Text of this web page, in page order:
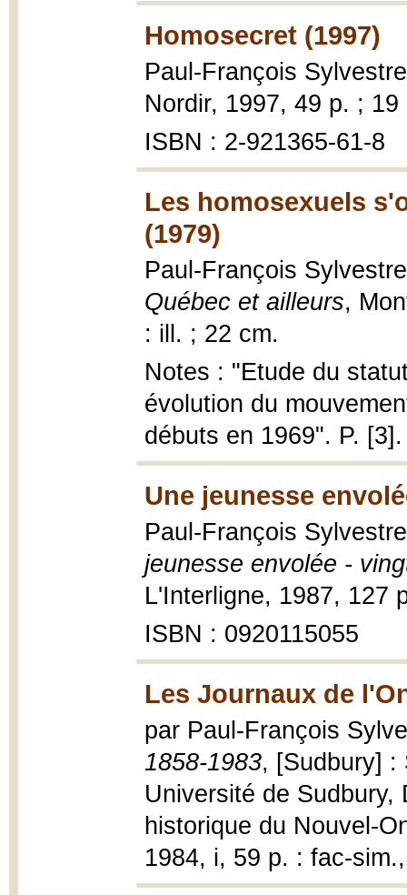
Homosecret (1997)
Paul-François
Nordir, 1997, 49 p. ; 19
ISBN : 2-921365-61-8
Les homosexuels
(1979)
Paul-François
Québec et ailleurs,
: ill. ; 22 cm.
Notes : "Etude du
évolution du
débuts en 1969". P. [3].
Une jeunesse
Paul-François
jeunesse envolée -
L'Interligne, 1987, 127
ISBN : 0920115055
Les Journaux de
par Paul-François
1858-1983, [Sudbury] :
Université de
historique du Nouvel-
1984, i, 59 p. : fac-